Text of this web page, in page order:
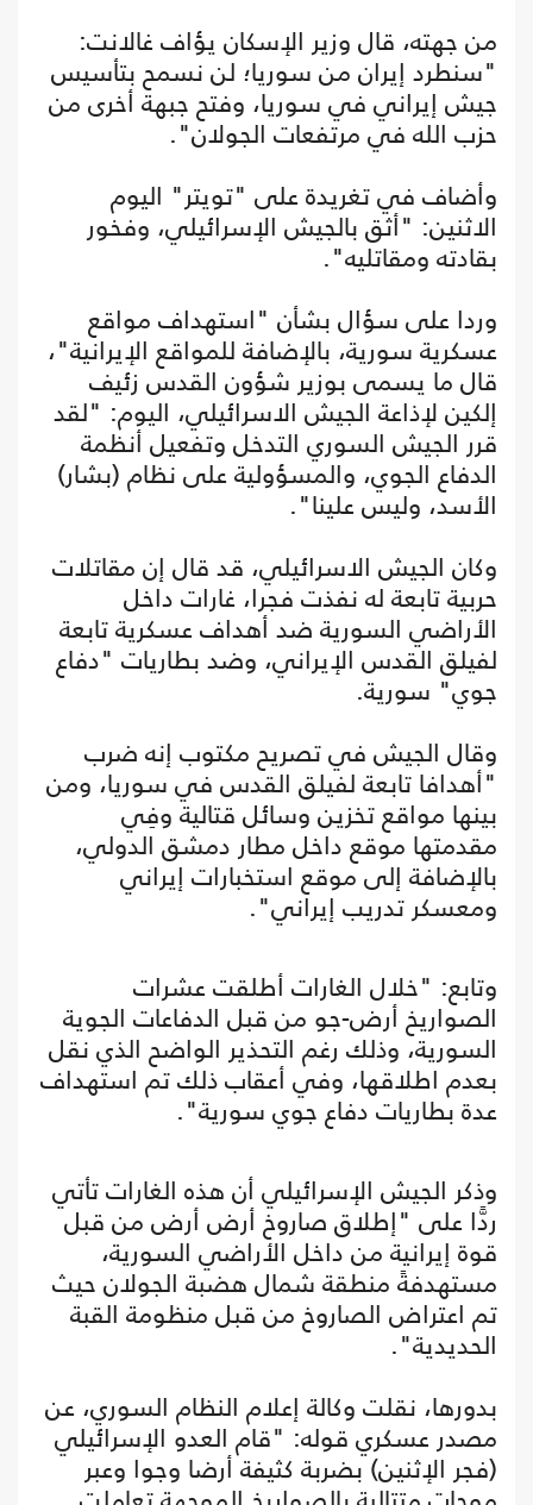
من جهته، قال وزير الإسكان يؤاف غالانت:
"سنطرد إيران من سوريا؛ لن نسمح بتأسيس
جيش إيراني في سوريا، وفتح جبهة أخرى من
حزب الله في مرتفعات الجولان".
وأضاف في تغريدة على "تويتر" اليوم
الاثنين: "أثق بالجيش الإسرائيلي، وفخور
بقادته ومقاتليه".
وردا على سؤال بشأن "استهداف مواقع
عسكرية سورية، بالإضافة للمواقع الإيرانية"،
قال ما يسمى بوزير شؤون القدس زئيف
إلكين لإذاعة الجيش الاسرائيلي، اليوم: "لقد
قرر الجيش السوري التدخل وتفعيل أنظمة
الدفاع الجوي، والمسؤولية على نظام (بشار)
الأسد، وليس علينا".
وكان الجيش الاسرائيلي، قد قال إن مقاتلات
حربية تابعة له نفذت فجرا، غارات داخل
الأراضي السورية ضد أهداف عسكرية تابعة
لفيلق القدس الإيراني، وضد بطاريات "دفاع
جوي" سورية.
وقال الجيش في تصريح مكتوب إنه ضرب
"أهدافا تابعة لفيلق القدس في سوريا، ومن
بينها مواقع تخزين وسائل قتالية وفِي
مقدمتها موقع داخل مطار دمشق الدولي،
بالإضافة إلى موقع استخبارات إيراني
ومعسكر تدريب إيراني".
وتابع: "خلال الغارات أطلقت عشرات
الصواريخ أرض-جو من قبل الدفاعات الجوية
السورية، وذلك رغم التحذير الواضح الذي نقل
بعدم اطلاقها، وفي أعقاب ذلك تم استهداف
عدة بطاريات دفاع جوي سورية".
وذكر الجيش الإسرائيلي أن هذه الغارات تأتي
ردًّا على "إطلاق صاروخ أرض أرض من قبل
قوة إيرانية من داخل الأراضي السورية،
مستهدفةً منطقة شمال هضبة الجولان حيث
تم اعتراض الصاروخ من قبل منظومة القبة
الحديدية".
بدورها، نقلت وكالة إعلام النظام السوري، عن
مصدر عسكري قوله: "قام العدو الإسرائيلي
(فجر الإثنين) بضربة كثيفة أرضا وجوا وعبر